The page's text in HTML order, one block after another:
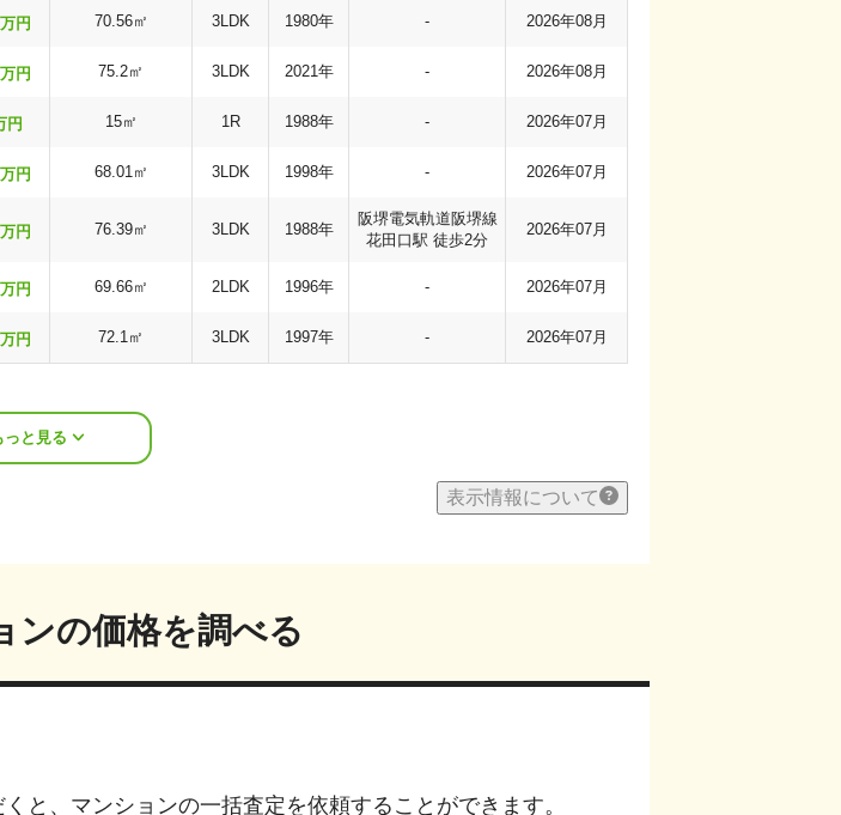
万円 70.56㎡ 3LDK 1980年 - 2026年08月
万円 75.2㎡ 3LDK 2021年 - 2026年08月
円 15㎡ 1R 1988年 - 2026年07月
万円 68.01㎡ 3LDK 1998年 - 2026年07月
万円 76.39㎡ 3LDK 1988年
阪堺電気軌道阪堺線
花田口駅 徒歩2分
2026年07月
万円 69.66㎡ 2LDK 1996年 - 2026年07月
万円 72.1㎡ 3LDK 1997年 - 2026年07月
っと見る
表示情報について
ンの価格を調べる
と、マンションの一括査定を依頼することができます。